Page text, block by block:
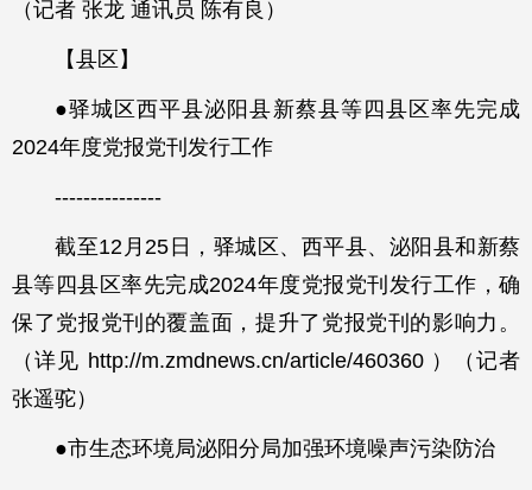
（记者 张龙 通讯员 陈有良）
【县区】
●驿城区西平县泌阳县新蔡县等四县区率先完成
2024年度党报党刊发行工作
---------------
截至12月25日，驿城区、西平县、泌阳县和新蔡
县等四县区率先完成2024年度党报党刊发行工作，确
保了党报党刊的覆盖面，提升了党报党刊的影响力。
（详见 http://m.zmdnews.cn/article/460360 ）（记者
张遥驼）
●市生态环境局泌阳分局加强环境噪声污染防治